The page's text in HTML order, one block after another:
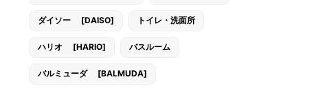
ダイソー [DAISO] トイレ・洗面所
ハリオ [HARIO] バスルーム
バルミューダ [BALMUDA]